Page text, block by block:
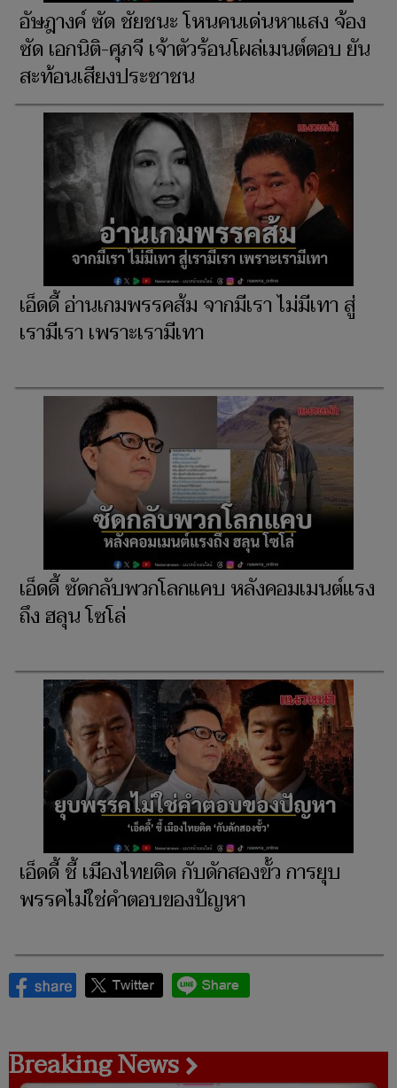
อัษฎางค์ ซัด ชัยชนะ โหนคนเด่นหาแสง จ้อง
ซัด เอกนิติ-ศุภจี เจ้าตัวร้อนโผล่เมนต์ตอบ ยัน
สะท้อนเสียงประชาชน
เอ็ดดี้ อ่านเกมพรรคส้ม จากมีเรา ไม่มีเทา สู่
เรามีเรา เพราะเรามีเทา
เอ็ดดี้ ซัดกลับพวกโลกแคบ หลังคอมเมนต์แรง
ถึง ฮลุน โซโล่
เอ็ดดี้ ชี้ เมืองไทยติด กับดักสองขั้ว การยุบ
พรรคไม่ใช่คำตอบของปัญหา
Breaking News